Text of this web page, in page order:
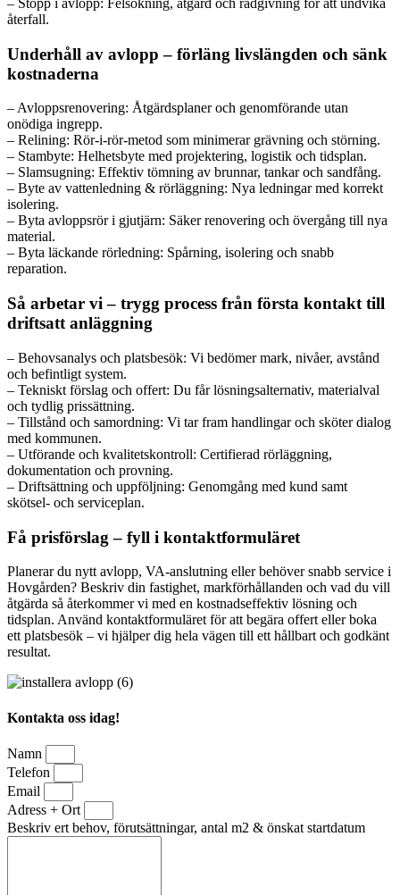
– Stopp i avlopp: Felsökning, åtgärd och rådgivning för att undvika
återfall.
Underhåll av avlopp – förläng livslängden och sänk
kostnaderna
– Avloppsrenovering: Åtgärdsplaner och genomförande utan
onödiga ingrepp.
– Relining: Rör-i-rör-metod som minimerar grävning och störning.
– Stambyte: Helhetsbyte med projektering, logistik och tidsplan.
– Slamsugning: Effektiv tömning av brunnar, tankar och sandfång.
– Byte av vattenledning & rörläggning: Nya ledningar med korrekt
isolering.
– Byta avloppsrör i gjutjärn: Säker renovering och övergång till nya
material.
– Byta läckande rörledning: Spårning, isolering och snabb
reparation.
Så arbetar vi – trygg process från första kontakt till
driftsatt anläggning
– Behovsanalys och platsbesök: Vi bedömer mark, nivåer, avstånd
och befintligt system.
– Tekniskt förslag och offert: Du får lösningsalternativ, materialval
och tydlig prissättning.
– Tillstånd och samordning: Vi tar fram handlingar och sköter dialog
med kommunen.
– Utförande och kvalitetskontroll: Certifierad rörläggning,
dokumentation och provning.
– Driftsättning och uppföljning: Genomgång med kund samt
skötsel- och serviceplan.
Få prisförslag – fyll i kontaktformuläret
Planerar du nytt avlopp, VA-anslutning eller behöver snabb service i
Hovgården? Beskriv din fastighet, markförhållanden och vad du vill
åtgärda så återkommer vi med en kostnadseffektiv lösning och
tidsplan. Använd kontaktformuläret för att begära offert eller boka
ett platsbesök – vi hjälper dig hela vägen till ett hållbart och godkänt
resultat.
Kontakta oss idag!
Namn
Telefon
Email
Adress + Ort
Beskriv ert behov, förutsättningar, antal m2 & önskat startdatum